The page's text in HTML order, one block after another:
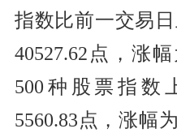
指数比前一交易
40527.62点，涨幅
500种股票指数
5560.83点，涨幅